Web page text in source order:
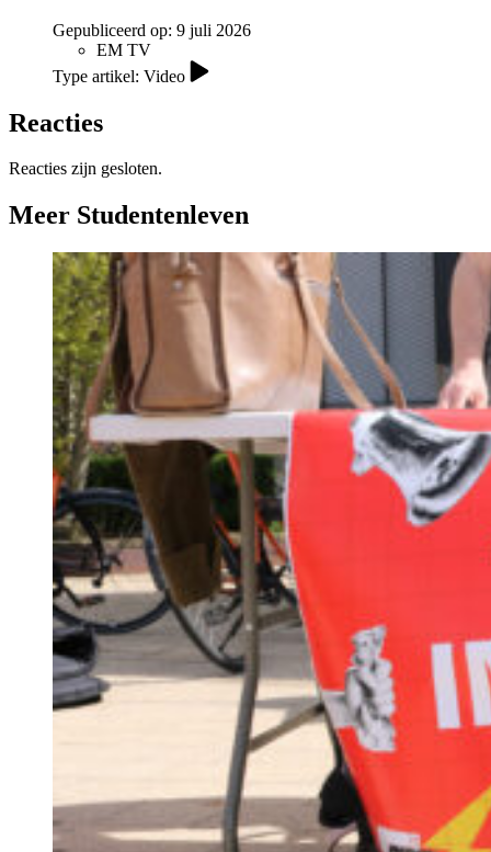
Gepubliceerd op: 9 juli 2026
EM TV
Type artikel: Video
Reacties
Reacties zijn gesloten.
Meer Studentenleven